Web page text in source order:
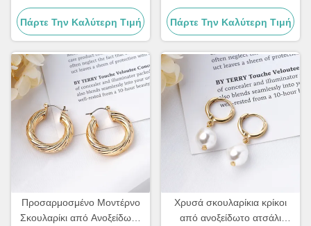
Κοσμήματα τετράγωνο
γεωμετρικό σχήμα
σκουλαρίκια
Πάρτε Την Καλύτερη Τιμή
Κοσμήματα Clip On
Ασημένιοι Κρίκοι Huggie
Πάρτε Την Καλύτερη Τιμή
Προσαρμοσμένο Μοντέρνο
Σκουλαρίκι από Ανοξείδωτο
Χρυσά σκουλαρίκια κρίκοι
από ανοξείδωτο ατσάλι